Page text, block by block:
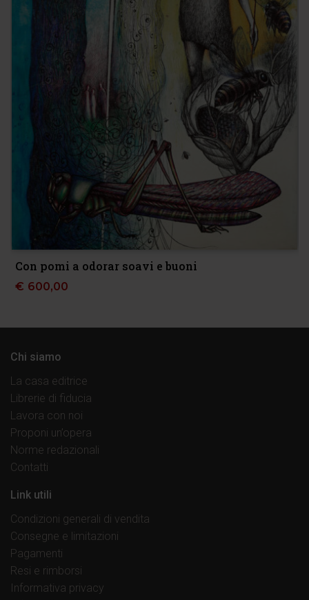
Con pomi a odorar soavi e buoni
€ 600,00
Chi siamo
La casa editrice
Librerie di fiducia
Lavora con noi
Proponi un’opera
Norme redazionali
Contatti
Link utili
Condizioni generali di vendita
Consegne e limitazioni
Pagamenti
Resi e rimborsi
Informativa privacy